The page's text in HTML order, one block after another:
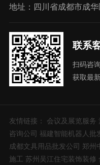
地址：四川省成都市成
联系
扫码咨
获取最
友情链接： 会议及展览服务
咨询公司 福建智能机器人批
成都文具用品批发公司 郑州
施工 苏州吴江住宅装饰装修